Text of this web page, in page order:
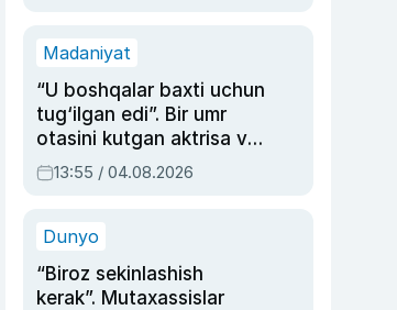
Madaniyat
“U boshqalar baxti uchun
tug‘ilgan edi”. Bir umr
otasini kutgan aktrisa va
dublyaj ustasi Rimma
Ahmedovaning
13:55 / 04.08.2026
Dunyo
“Biroz sekinlashish
kerak”. Mutaxassislar